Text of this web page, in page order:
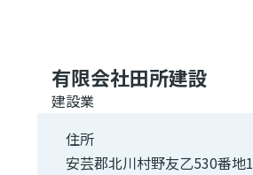
有限会社田所建設
建設業
住所
安芸郡北川村野友乙530番地1